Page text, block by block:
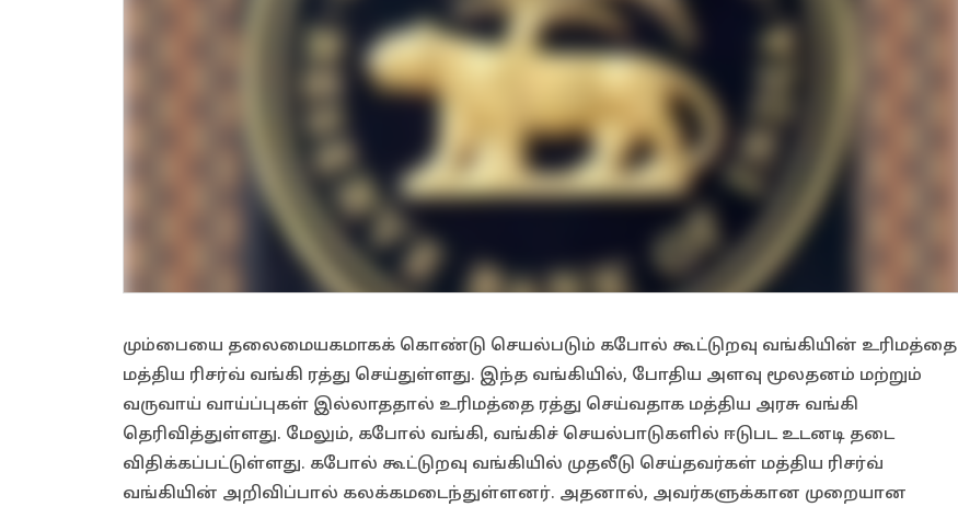
மும்பையை தலைமையகமாகக் கொண்டு செயல்படும் கபோல் கூட்டுறவு வங்கியின் உரிமத்தை
மத்திய ரிசர்வ் வங்கி ரத்து செய்துள்ளது. இந்த வங்கியில், போதிய அளவு மூலதனம் மற்றும்
வருவாய் வாய்ப்புகள் இல்லாததால் உரிமத்தை ரத்து செய்வதாக மத்திய அரசு வங்கி
தெரிவித்துள்ளது. மேலும், கபோல் வங்கி, வங்கிச் செயல்பாடுகளில் ஈடுபட உடனடி தடை
விதிக்கப்பட்டுள்ளது. கபோல் கூட்டுறவு வங்கியில் முதலீடு செய்தவர்கள் மத்திய ரிசர்வ்
வங்கியின் அறிவிப்பால் கலக்கமடைந்துள்ளனர். அதனால், அவர்களுக்கான முறையான